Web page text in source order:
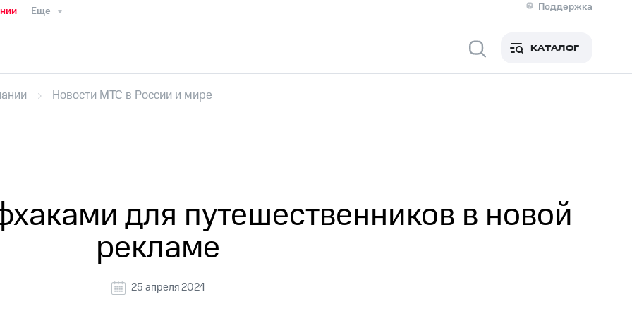
Еще
Поддержка
Медиа-центр
ИнтервьюФинансовая отчетностьКонтактыНовости в регионе
секретарьРаскрытие информации
кабинет акционераАкционерный капиталКонтроль и аудитРынок акций
КАТАЛОГ
Новости МТС в России и мире
для путешественников в новой
рекламе
25 апреля 2024